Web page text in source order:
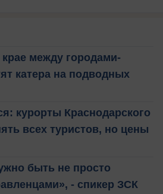
между городами-
катера на подводных
курорты Краснодарского
всех туристов, но цены
быть не просто
- спикер ЗСК